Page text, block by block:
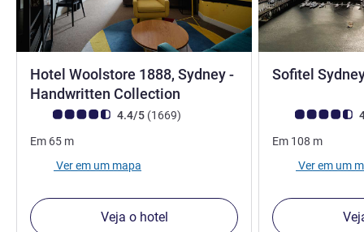
Hotel Woolstore 1888, Sydney -
Handwritten Collection
Nota clientes Avis (Classificação ALL)
4.4/5 (1669comentários
)
Em 65 m
Ver em um mapa
Veja o hotel
Sofitel
Nota clientes
Em 108 m
Ver em um